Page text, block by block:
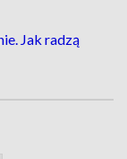
Jak radzą